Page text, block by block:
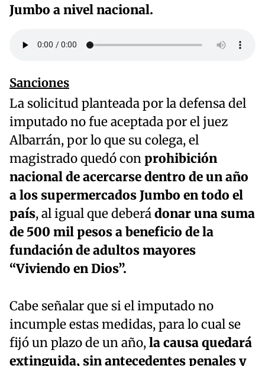
Jumbo a nivel nacional.
Sanciones
La solicitud planteada por la defensa del
imputado no fue aceptada por el juez
Albarrán, por lo que su colega, el
magistrado quedó conprohibición
nacional de acercarse dentro de un año
a los supermercados Jumbo en todo el
país, al igual que deberádonar una suma
de 500 mil pesos a beneficio de la
fundación de adultos mayores
“Viviendo en Dios”.
Cabe señalar que si el imputado no
incumple estas medidas, para lo cual se
fijó un plazo de un año,la causa quedará
extinguida, sin antecedentes penales y